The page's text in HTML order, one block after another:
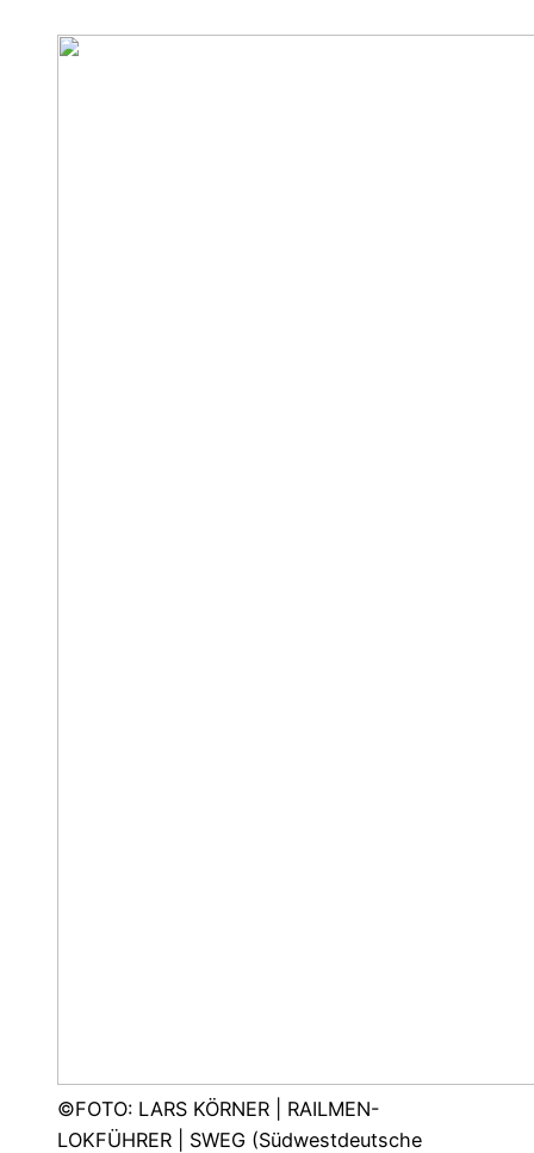
©FOTO: LARS KÖRNER | RAILMEN-
LOKFÜHRER | SWEG (Südwestdeutsche